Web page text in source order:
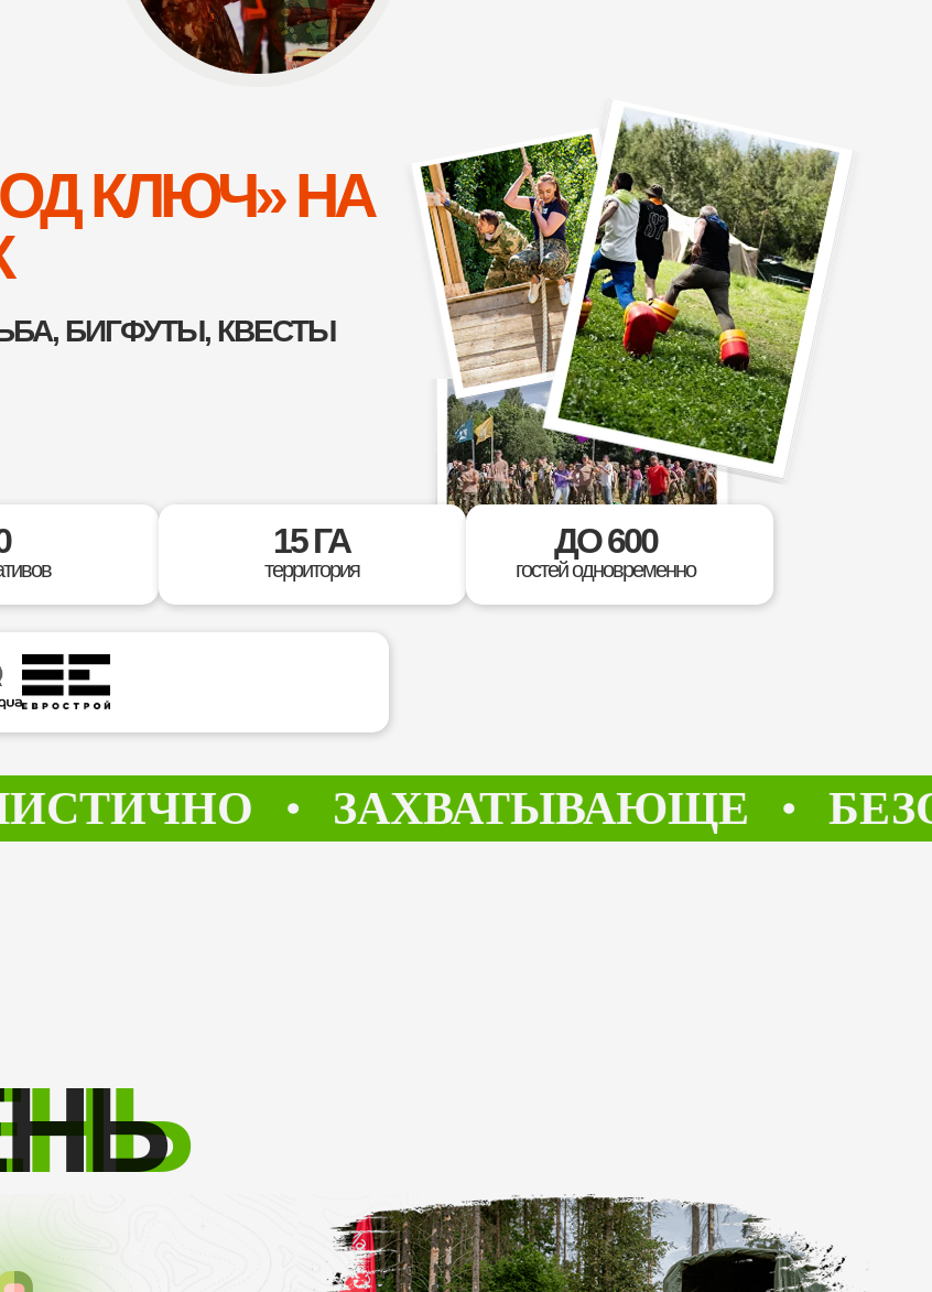
БИГФУТЫ, КВЕСТЫ
КЛЮЧ» НА
15 ГА
территория
ДО 600
гостей одновременно
ЗАХВАТЫВАЮЩЕ